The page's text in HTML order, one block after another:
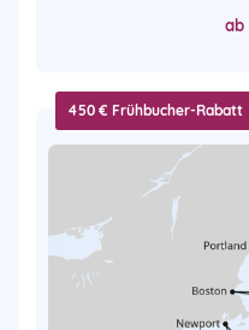
ab
450 € Frühbucher-Rabatt